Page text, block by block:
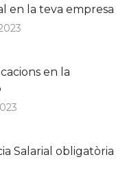
en la teva empresa
en la
Salarial obligatòria